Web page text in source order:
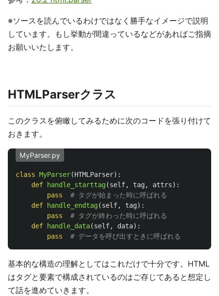
※ソースを読んでいるわけではなく勝手なイメージで説明
しています。もし挙動が間違っているなどがあればご指摘
お願いいたします。
HTMLParserクラス
このクラスを俯瞰してみるために次のコードを張り付けて
おきます。
MyParser.py
class MyParser(HTMLParser):
def
handle_starttag(self, tag, attrs):
pass
def
handle_endtag(self, tag):
pass
def
handle_data(self, data):
pass
基本的な構造の理解としてはこれだけで十分です。HTML
はタグと要素で構成されているのはご存じてあると想定し
て話を進めていきます。